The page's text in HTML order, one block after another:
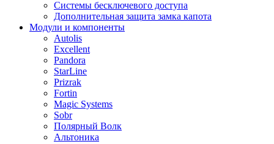
Системы бесключевого доступа
Дополнительная защита замка капота
Модули и компоненты
Autolis
Excellent
Pandora
StarLine
Prizrak
Fortin
Magic Systems
Sobr
Полярный Волк
Альтоника